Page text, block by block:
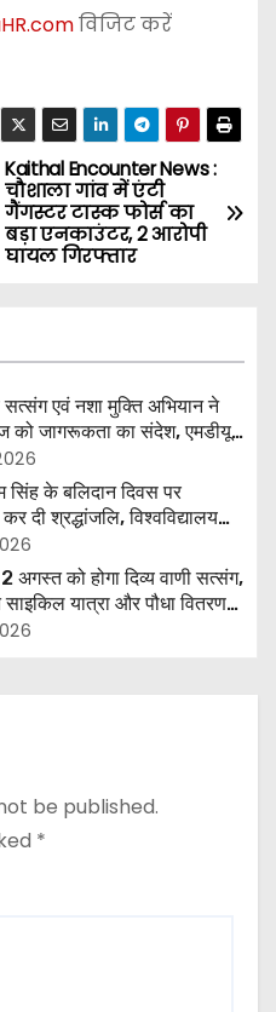
विजिट करें
Kaithal Encounter News :
चौशाला गांव में एंटी
गैंगस्टर टास्क फोर्स का
बड़ा एनकाउंटर, 2 आरोपी
घायल गिरफ्तार
सत्संग एवं नशा मुक्ति अभियान ने
को जागरूकता का संदेश, एमडीयू
लोगों ने लिया संकल्प
सिंह के बलिदान दिवस पर
दी श्रद्धांजलि, विश्वविद्यालय
अवकाश बहाल करने की उठी
अगस्त को होगा दिव्य वाणी सत्संग,
साइकिल यात्रा और पौधा वितरण
be published.
*